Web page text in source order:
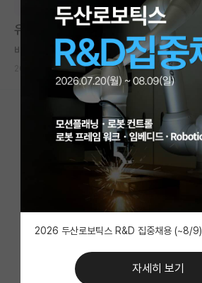
국내대학원 정보
연구실&오픈랩
커뮤니티
커뮤니티 홈
전체글보기
베스트 게시판
IF 명예의전당
자유 게시판(아무개랩)
미국 유학 게시판
미국 대학원 합격 후기 게시판
본문이 수정되지 않는 박제글입니다.
유니스트 하계인턴 컨텍 ?
비관적인 로버트 보일
2026.05.07 1 1399
2026 두산로보틱스 R&D 집중채용 (~8/9)
자세히 보기